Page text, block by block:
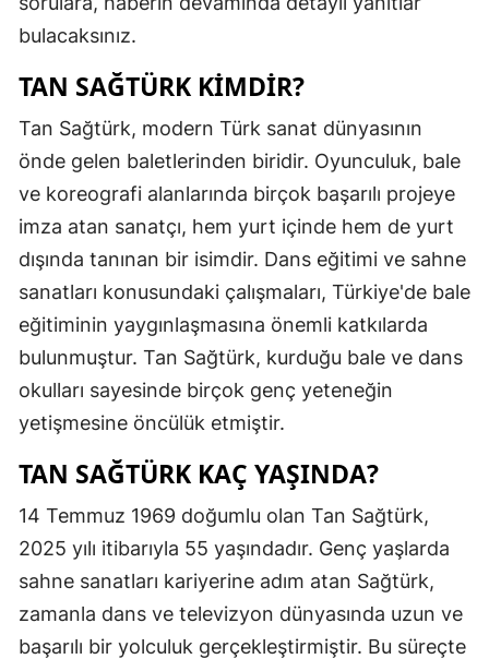
bulacaksınız.
TAN SAĞTÜRK KIMDIR?
Tan Sağtürk, modern Türk sanat dünyasının
önde gelen baletlerinden biridir. Oyunculuk, bale
ve koreografi alanlarında birçok başarılı projeye
imza atan sanatçı, hem yurt içinde hem de yurt
dışında tanınan bir isimdir. Dans eğitimi ve sahne
sanatları konusundaki çalışmaları, Türkiye'de bale
eğitiminin yaygınlaşmasına önemli katkılarda
bulunmuştur. Tan Sağtürk, kurduğu bale ve dans
okulları sayesinde birçok genç yeteneğin
yetişmesine öncülük etmiştir.
TAN SAĞTÜRK KAÇ YAŞINDA?
14 Temmuz 1969 doğumlu olan Tan Sağtürk,
2025 yılı itibarıyla 55 yaşındadır. Genç yaşlarda
sahne sanatları kariyerine adım atan Sağtürk,
zamanla dans ve televizyon dünyasında uzun ve
başarılı bir yolculuk gerçekleştirmiştir. Bu süreçte